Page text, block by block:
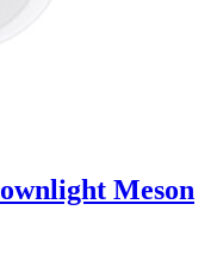
Meson